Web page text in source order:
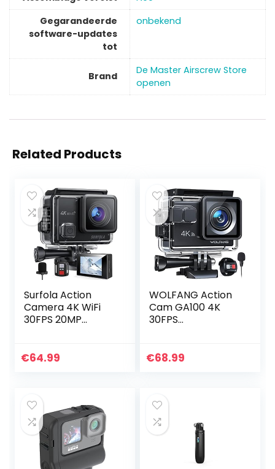
Gegarandeerde
software-updates
tot
‎onbekend
Brand
De Master Airscrew Store
openen
Related Products
Surfola Action
Camera 4K WiFi
30FPS 20MP
Camera met
€64.99
WOLFANG Action
Cam GA100 4K
30FPS
waterdichte
microfoon…
€68.99